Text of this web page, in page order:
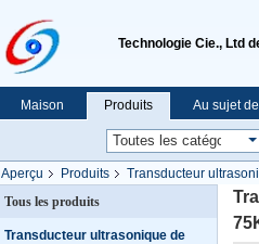
Technologie Cie., Ltd
Maison Produits Au sujet
Aperçu Produits Transducteur
Tous les produits
Transducteur ultrasonique de